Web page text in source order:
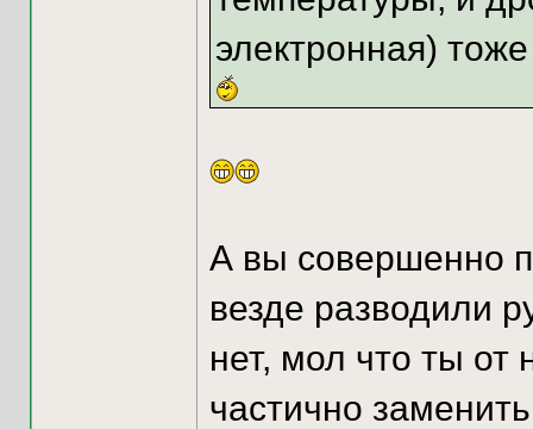
электронная)
А вы совершенно
везде разводили
нет, мол что ты от
частично